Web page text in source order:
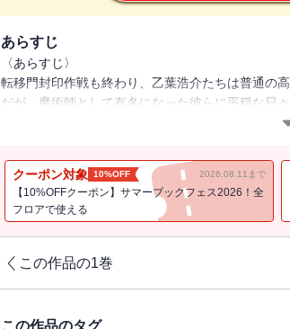
あらすじ
〈あらすじ〉
転移門封印作戦も終わり、乙葉浩介たちは普通の
だが、魔術師として有名になった彼らに平穏な日
そこに出現した転移門から、全身鎧に身を包んだ
彼は叫ぶ。この世界は我々のものであると。
現代の魔術師たちと騎士との初戦は魔術師たちの
って再び牙を剥いた。
だが、それを予期していた日本政府率いる防衛ラ
やがて戦場には巨人が闊歩し、竜が翼を広げて市街
戦局は一変し、鏡刻界からの侵略軍は撤退を余儀
クーポン対象 10%OFF 2026.08.11まで
【10%OFFクーポン】サマーブックフェス2026！全
フロアで使える
この作品の1巻
この作品のタグ